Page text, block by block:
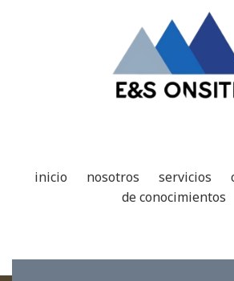
inicio nosotros servicios
de conocimientos